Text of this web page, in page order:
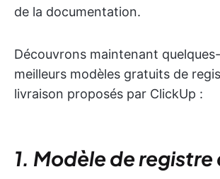
de la documentation.
Découvrons maintenant
meilleurs modèles gratuits de
livraison proposés par ClickUp :
1. Modèle de registre